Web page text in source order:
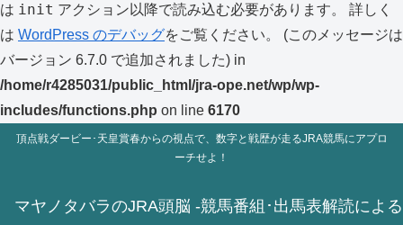
は init アクション以降で読み込む必要があります。 詳しく
は WordPress のデバッグをご覧ください。 (このメッセージは
バージョン 6.7.0 で追加されました) in
/home/r4285031/public_html/jra-ope.net/wp/wp-
includes/functions.php on line 6170
頂点戦ダービー･天皇賞春からの視点で、数字と戦歴が走るJRA競馬にアプロ
ーチせよ！
マヤノタバラのJRA頭脳 -競馬番組･出馬表解読による